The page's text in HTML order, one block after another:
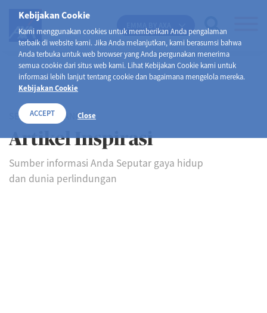
Kebijakan Cookie
Kami menggunakan cookies untuk memberikan Anda pengalaman
terbaik di website kami. Jika Anda melanjutkan, kami berasumsi bahwa
Anda terbuka untuk web browser yang Anda pergunakan menerima
semua cookie dari situs web kami. Lihat Kebijakan Cookie kami untuk
informasi lebih lanjut tentang cookie dan bagaimana mengelola mereka.
Kebijakan Cookie
ACCEPT Close
SELAMAT DATANG DI
Artikel Inspirasi
Sumber informasi Anda Seputar gaya hidup
dan dunia perlindungan